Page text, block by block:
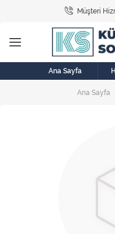
Müşteri
Fan
Ana Sayfa
Ana Sayfa